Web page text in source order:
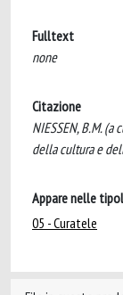
Fulltext
none
Citazione
NIESSEN, B.M. (a
della cultura e
Appare nelle
05 - Curatele